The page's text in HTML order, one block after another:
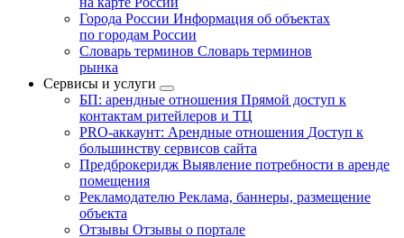
Города России Информация об объектах
по городам России
Словарь терминов Словарь терминов
рынка
Сервисы и услуги
БП: арендные отношения Прямой доступ к
контактам ритейлеров и ТЦ
PRO-аккаунт: Арендные отношения Доступ к
большинству сервисов сайта
Предброкеридж Выявление потребности в аренде
помещения
Рекламодателю Реклама, баннеры, размещение
объекта
Отзывы Отзывы о портале